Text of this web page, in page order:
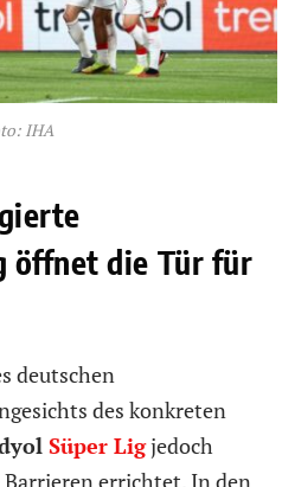
IHA
öffnet die Tür für
deutschen
des konkreten
Süper Ligjedoch
errichtet. In den